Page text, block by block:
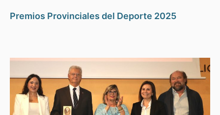
Premios Provinciales del Deporte 2025